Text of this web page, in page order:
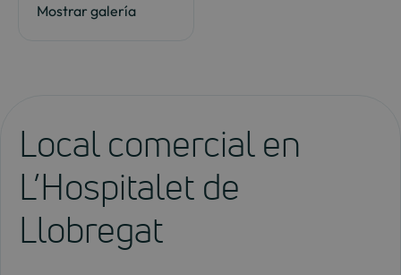
Mostrar galería
Local comercial en
L’Hospitalet de
Llobregat